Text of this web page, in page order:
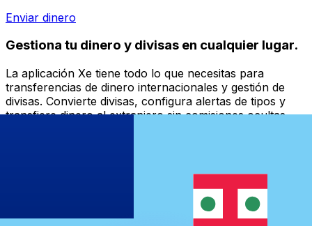
Enviar dinero
Gestiona tu dinero y divisas en cualquier lugar.
La aplicación Xe tiene todo lo que necesitas para
transferencias de dinero internacionales y gestión de
divisas. Convierte divisas, configura alertas de tipos y
transfiere dinero al extranjero sin comisiones ocultas.